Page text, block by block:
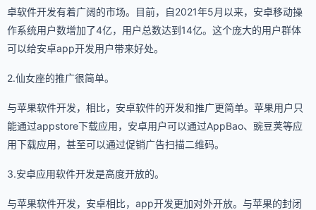
卓软件开发有着广阔的市场。目前，自2021年5月以来，安卓移动操
作系统用户数增加了4亿，用户总数达到14亿。这个庞大的用户群体
可以给安卓app开发用户带来好处。
2.仙女座的推广很简单。
与苹果软件开发，相比，安卓软件的开发和推广更简单。苹果用户只
能通过appstore下载应用，安卓用户可以通过AppBao、豌豆荚等应
用下载应用，甚至可以通过促销广告扫描二维码。
3.安卓应用软件开发是高度开放的。
与苹果软件开发，安卓相比，app开发更加对外开放。与苹果的封闭